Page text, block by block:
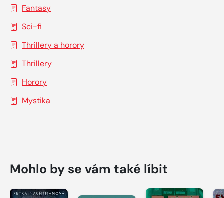
Fantasy
Sci-fi
Thrillery a horory
Thrillery
Horory
Mystika
Mohlo by se vám také líbit